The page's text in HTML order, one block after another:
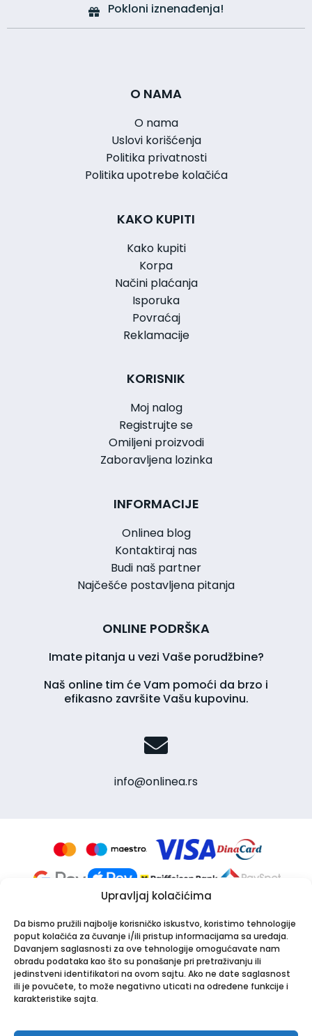
Upravljaj kolačićima
Da bismo pružili najbolje korisničko iskustvo, koristimo tehnologije
poput kolačića za čuvanje i/ili pristup informacijama sa uređaja.
Davanjem saglasnosti za ove tehnologije omogućavate nam
obradu podataka kao što su ponašanje pri pretraživanju ili
jedinstveni identifikatori na ovom sajtu. Ako ne date saglasnost
ili je povučete, to može negativno uticati na određene funkcije i
karakteristike sajta.
Pokloni iznenađenja!
O NAMA
O nama
Uslovi korišćenja
Politika privatnosti
Politika upotrebe kolačića
KAKO KUPITI
Kako kupiti
Korpa
Načini plaćanja
Isporuka
Povraćaj
Reklamacije
KORISNIK
Moj nalog
Registrujte se
Omiljeni proizvodi
Zaboravljena lozinka
INFORMACIJE
Onlinea blog
Kontaktiraj nas
Budi naš partner
Najčešće postavljena pitanja
ONLINE PODRŠKA
Imate pitanja u vezi Vaše porudžbine?
Naš online tim će Vam pomoći da brzo i
efikasno završite Vašu kupovinu.
info@onlinea.rs
Apotekarska ustanova Onlinea
Bulevar Patrijarha Pavla 8A, 21000 Novi Sad